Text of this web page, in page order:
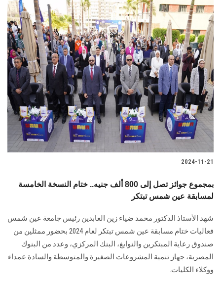
2024-11-21
بمجموع جوائز تصل إلى 800 ألف جنيه.. ختام النسخة الخامسة
لمسابقة عين شمس تبتكر
شهد الأستاذ الدكتور محمد ضياء زين العابدين رئيس جامعة عين شمس
فعاليات ختام مسابقة ‏عين شمس تبتكر لعام 2024 بحضور ممثلين من
صندوق رعاية المبتكرين والنوابغ، البنك ‏المركزي، وعدد من البنوك
المصرية، جهاز تنمية المشروعات الصغيرة والمتوسطة والسادة ‏عمداء
ووكلاء الكليات‎.‎